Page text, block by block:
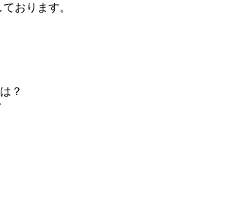
おります。
？